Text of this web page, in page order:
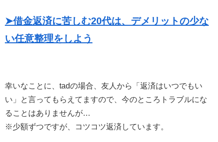
➤借金返済に苦しむ20代は、デメリットの少な
い任意整理をしよう
幸いなことに、tadの場合、友人から「返済はいつでもい
い」と言ってもらえてますので、今のところトラブルにな
ることはありませんが…
※少額ずつですが、コツコツ返済しています。